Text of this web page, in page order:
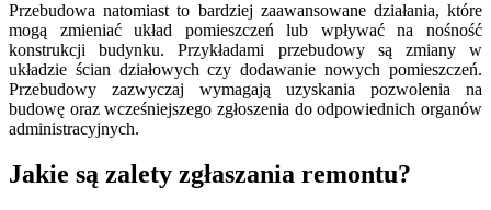
Przebudowa natomiast to bardziej zaawansowane działania, które
mogą zmieniać układ pomieszczeń lub wpływać na nośność
konstrukcji budynku. Przykładami przebudowy są zmiany w
układzie ścian działowych czy dodawanie nowych pomieszczeń.
Przebudowy zazwyczaj wymagają uzyskania pozwolenia na
budowę oraz wcześniejszego zgłoszenia do odpowiednich organów
administracyjnych.
Jakie są zalety zgłaszania remontu?